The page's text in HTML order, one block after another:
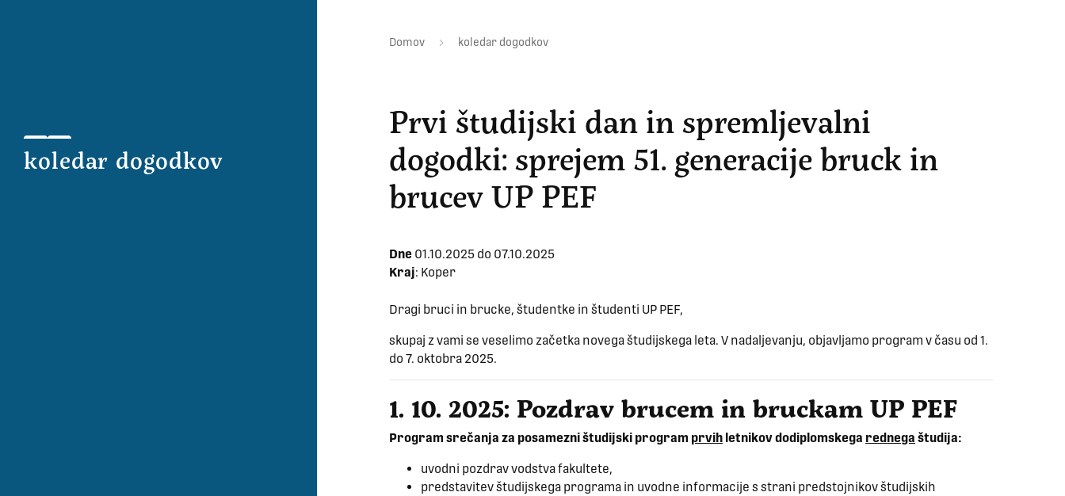
koledar dogodkov
Domov koledar dogodkov
Prvi študijski dan in spremljevalni
dogodki: sprejem 51. generacije bruck in
brucev UP PEF
Dne 01.10.2025 do 07.10.2025
Kraj: Koper
Dragi bruci in brucke, študentke in študenti UP PEF,
skupaj z vami se veselimo začetka novega študijskega leta. V nadaljevanju, objavljamo program v času od 1.
do 7. oktobra 2025.
1. 10. 2025: Pozdrav brucem in bruckam UP PEF
Program srečanja za posamezni študijski program prvih letnikov dodiplomskega rednega študija:
uvodni pozdrav vodstva fakultete,
predstavitev študijskega programa in uvodne informacije s strani predstojnikov študijskih